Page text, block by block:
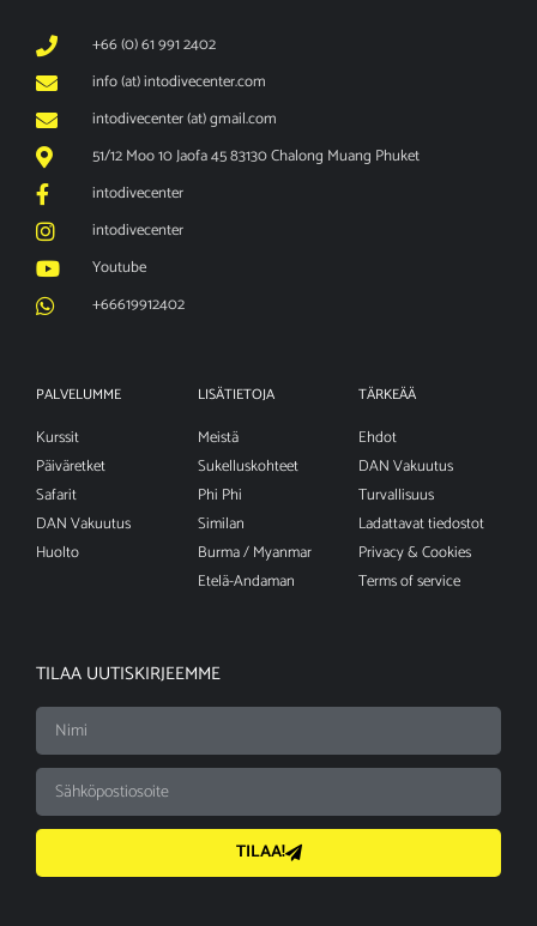
+66 (0) 61 991 2402
info (at) intodivecenter.com
intodivecenter (at) gmail.com
51/12 Moo 10 Jaofa 45 83130 Chalong Muang Phuket
intodivecenter
intodivecenter
Youtube
+66619912402
PALVELUMME
Kurssit
Päiväretket
Safarit
DAN Vakuutus
Huolto
LISÄTIETOJA
Meistä
Sukelluskohteet
Phi Phi
Similan
Burma / Myanmar
Etelä-Andaman
TÄRKEÄÄ
Ehdot
DAN Vakuutus
Turvallisuus
Ladattavat tiedostot
Privacy & Cookies
Terms of service
TILAA UUTISKIRJEEMME
TILAA!